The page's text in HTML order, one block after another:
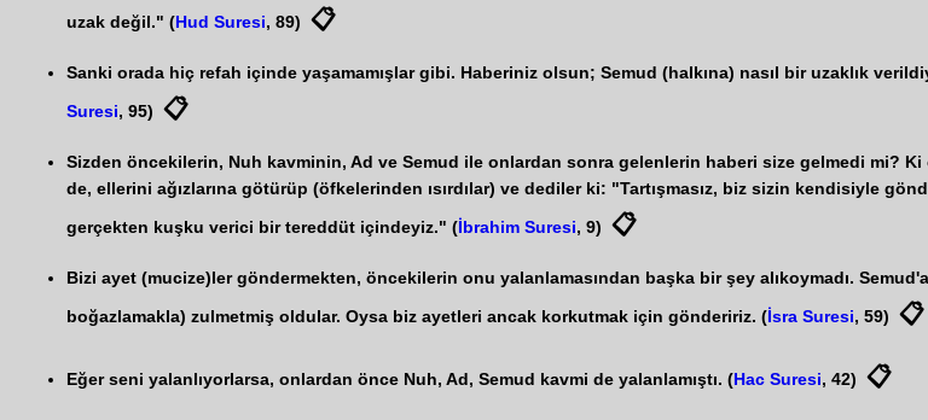
uzak değil." (Hud Suresi, 89) 📋
Sanki orada hiç refah içinde yaşamamışlar gibi. Haberiniz olsun; Semud (halkına) nasıl bir uzaklık
Suresi, 95) 📋
Sizden öncekilerin, Nuh kavminin, Ad ve Semud ile onlardan sonra gelenlerin haberi size gelmedi mi?
de, ellerini ağızlarına götürüp (öfkelerinden ısırdılar) ve dediler ki: "Tartışmasız, biz sizin kendisiyle
gerçekten kuşku verici bir tereddüt içindeyiz." (İbrahim Suresi, 9) 📋
Bizi ayet (mucize)ler göndermekten, öncekilerin onu yalanlamasından başka bir şey alıkoymadı.
boğazlamakla) zulmetmiş oldular. Oysa biz ayetleri ancak korkutmak için göndeririz. (İsra Suresi, 59) 📋
Eğer seni yalanlıyorlarsa, onlardan önce Nuh, Ad, Semud kavmi de yalanlamıştı. (Hac Suresi, 42) 📋